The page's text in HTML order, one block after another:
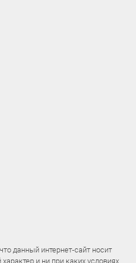
материал
и МДФ популярны за
интерьеров в
формы, а для ярких
устойчивость и
если
книги или тяжёлые
В
данный интернет-сайт носит
и ни при каких условиях